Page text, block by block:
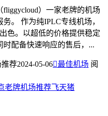
）一家老牌的机场
。 作为纯IPLC专线机场，
色。以超低的价格提供稳定
配备快速响应的售后，...
推荐2024-05-06最佳机场 阅